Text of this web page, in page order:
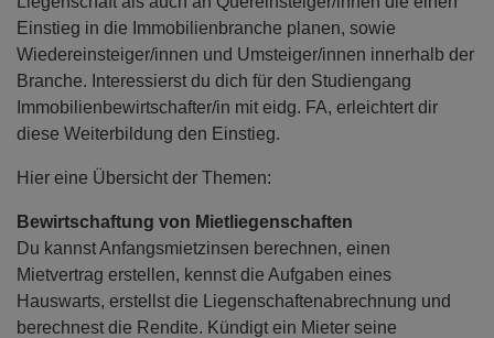
Einstieg in die Immobilienbranche planen, sowie
Wiedereinsteiger/innen und Umsteiger/innen innerhalb der
Branche. Interessierst du dich für den Studiengang
Immobilienbewirtschafter/in mit eidg. FA, erleichtert dir
diese Weiterbildung den Einstieg.
Hier eine Übersicht der Themen:
Bewirtschaftung von Mietliegenschaften
Du kannst Anfangsmietzinsen berechnen, einen
Mietvertrag erstellen, kennst die Aufgaben eines
Hauswarts, erstellst die Liegenschaftenabrechnung und
berechnest die Rendite. Kündigt ein Mieter seine